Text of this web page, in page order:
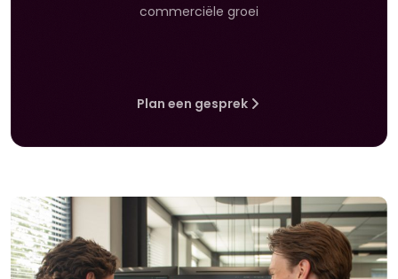
commerciële groei
Plan een gesprek